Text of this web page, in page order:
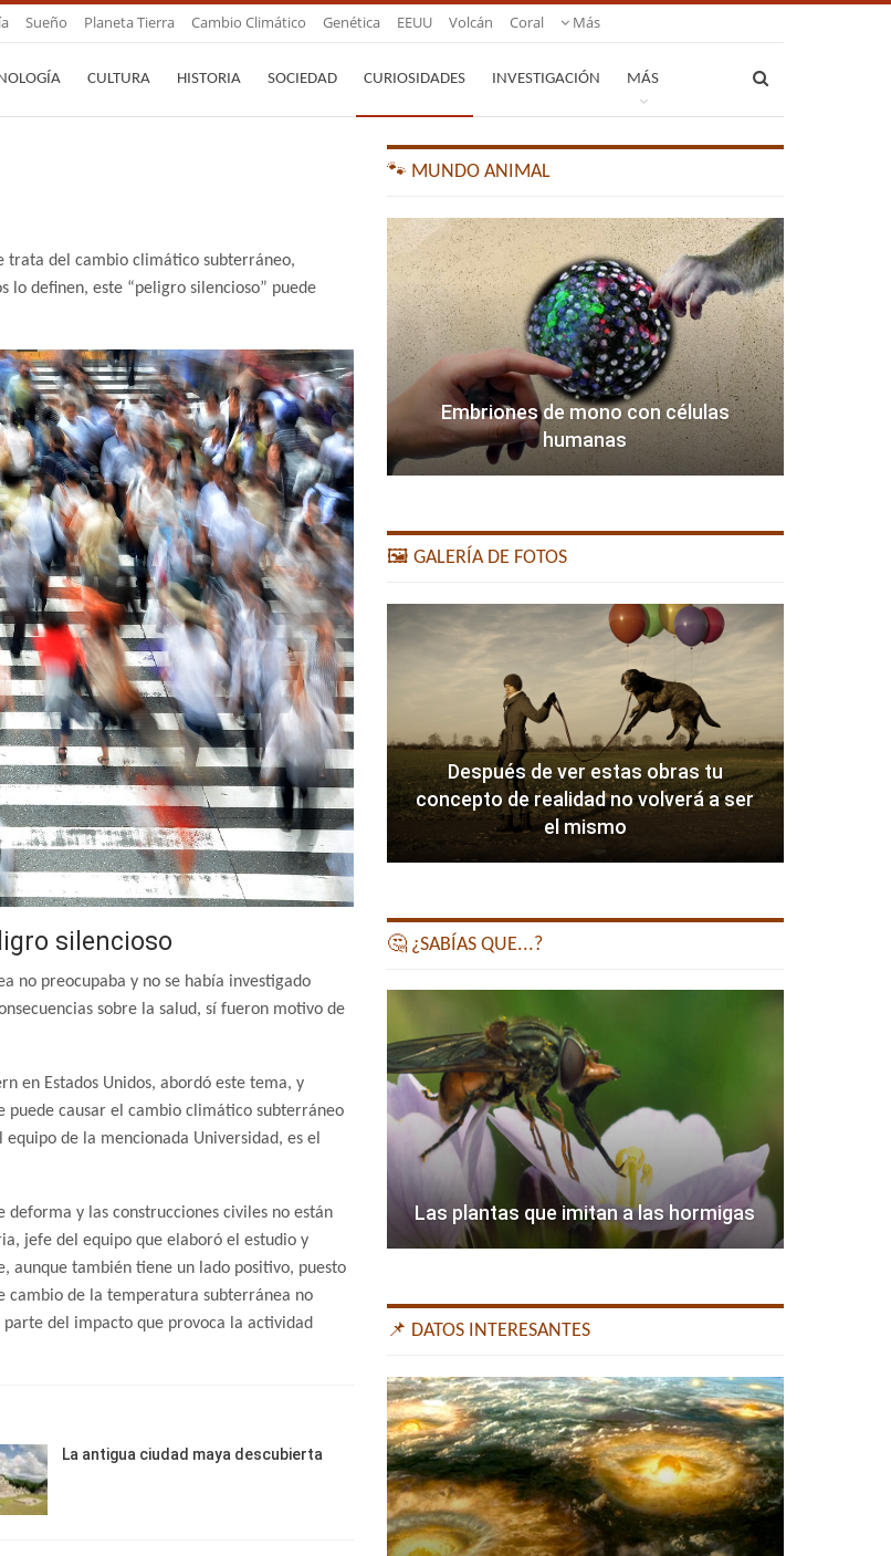
Sueño Planeta Tierra Cambio Climático Genética EEUU Volcán Coral Más
CULTURA HISTORIA SOCIEDAD CURIOSIDADES INVESTIGACIÓN MÁS
trata del cambio climático subterráneo,
lo definen, este “peligro silencioso” puede
silencioso
no preocupaba y no se había investigado
sobre la salud, sí fueron motivo de
en Estados Unidos, abordó este tema, y
causar el cambio climático subterráneo
de la mencionada Universidad, es el
y las construcciones civiles no están
jefe del equipo que elaboró el estudio y
aunque también tiene un lado positivo, puesto
cambio de la temperatura subterránea no
del impacto que provoca la actividad
La antigua ciudad maya descubierta
🐾 MUNDO ANIMAL
Embriones de mono con células
humanas
🖼️ GALERÍA DE FOTOS
Después de ver estas obras tu
concepto de realidad no volverá a ser
el mismo
🤔 ¿SABÍAS QUE...?
Las plantas que imitan a las hormigas
📌 DATOS INTERESANTES